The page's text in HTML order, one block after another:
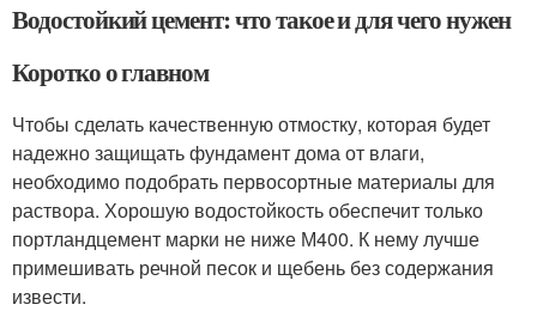
Водостойкий цемент: что такое и для чего нужен
Коротко о главном
Чтобы сделать качественную отмостку, которая будет
надежно защищать фундамент дома от влаги,
необходимо подобрать первосортные материалы для
раствора. Хорошую водостойкость обеспечит только
портландцемент марки не ниже М400. К нему лучше
примешивать речной песок и щебень без содержания
извести.